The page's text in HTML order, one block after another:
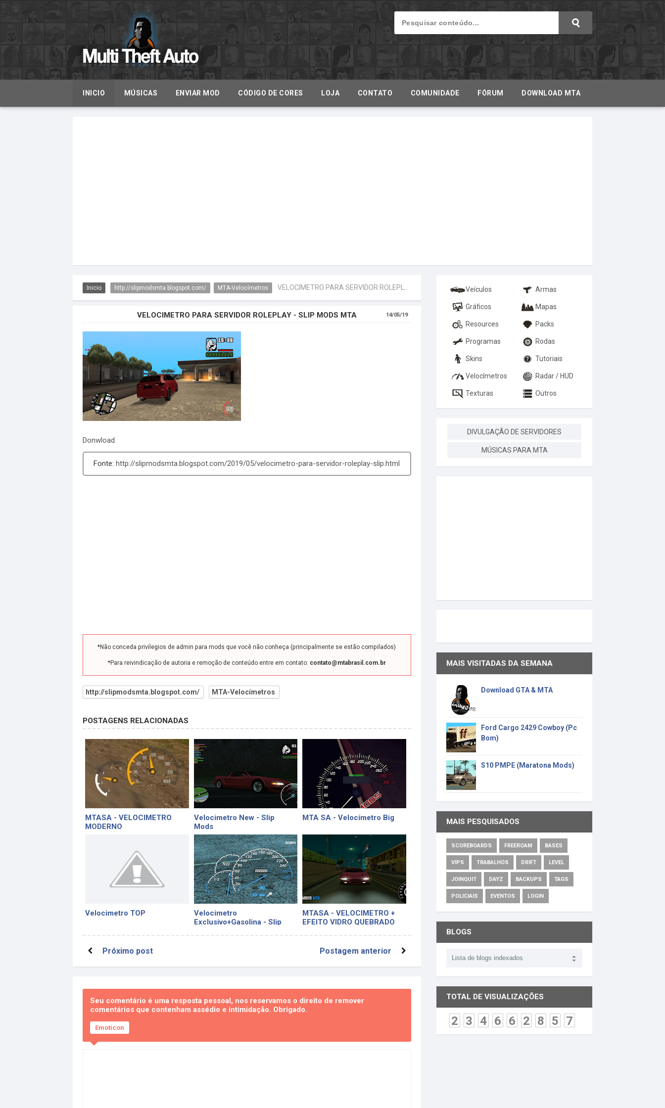
INICIO MÚSICAS ENVIAR MOD CÓDIGO DE CORES LOJA CONTATO COMUNIDADE FÓRUM DOWNLOAD MTA
Inicio http://slipmodsmta.blogspot.com/ MTA-Velocímetros VELOCIMETRO PARA SERVIDOR ROLEPLAY - Slip Mods MTA
VELOCIMETRO PARA SERVIDOR ROLEPLAY - SLIP MODS MTA 14/05/19
Donwload
http://slipmodsmta.blogspot.com/2019/05/velocimetro-para-servidor-roleplay-slip.html
*Não conceda privilegios de admin para mods que você não conheça (principalmente se estão compilados)
*Para reivindicação de autoria e remoção de conteúdo entre em contato: contato@mtabrasil.com.br
http://slipmodsmta.blogspot.com/ MTA-Velocímetros
POSTAGENS RELACIONADAS
MTASA - VELOCIMETRO
MODERNO
Velocimetro New - Slip
Mods
MTA SA - Velocímetro Big
Velocimetro TOP
Velocimetro
Exclusivo+Gasolina - Slip
MTASA - VELOCIMETRO +
EFEITO VIDRO QUEBRADO
Próximo post Postagem anterior
Seu comentário é uma resposta pessoal, nos reservamos o direito de remover
comentários que contenham assédio e intimidação. Obrigado.
Emoticon
Veículos Armas
Gráficos Mapas
Resources Packs
Programas Rodas
Skins Tutoriais
Velocímetros Radar / HUD
Texturas Outros
DIVULGAÇÃO DE SERVIDORES
MÚSICAS PARA MTA
MAIS VISITADAS DA SEMANA
Download GTA & MTA
Ford Cargo 2429 Cowboy (Pc
Bom)
S10 PMPE (Maratona Mods)
MAIS PESQUISADOS
SCOREBOARDS FREEROAM BASES
VIPS TRABALHOS DRIFT LEVEL
JOINQUIT DAYZ BACKUPS TAGS
POLICIAIS EVENTOS LOGIN
BLOGS
TOTAL DE VISUALIZAÇÕES
2 3 4 6 6 2 8 5 7